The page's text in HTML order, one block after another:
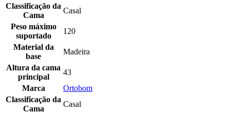
Classificação da
Cama
Casal
Peso máximo
suportado
120
Material da
base
Madeira
Altura da cama
principal
43
Marca
Ortobom
Classificação da
Cama
Casal